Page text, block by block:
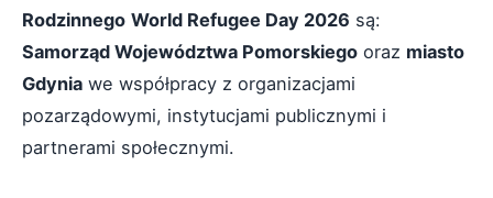
Rodzinnego World Refugee Day 2026 są:
Samorząd Województwa Pomorskiego oraz miasto
Gdynia we współpracy z organizacjami
pozarządowymi, instytucjami publicznymi i
partnerami społecznymi.